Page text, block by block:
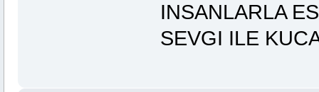
INSANLARLA
SEVGI ILE